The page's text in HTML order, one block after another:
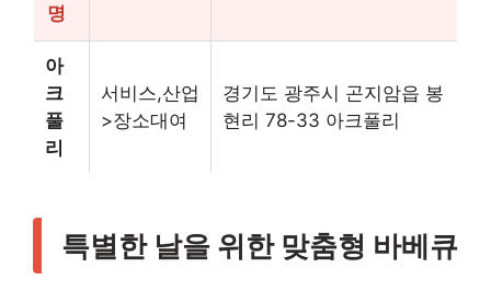
명
아
크
풀
리
서비스,산업
>장소대여
경기도 광주시 곤지암읍 봉
현리 78-33 아크풀리
특별한 날을 위한 맞춤형 바베큐